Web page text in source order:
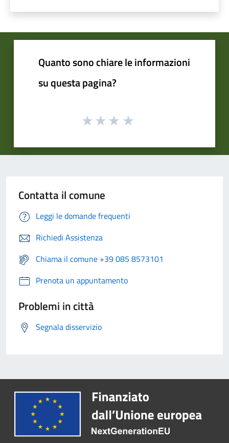
Quanto sono chiare le informazioni
su questa pagina?
Contatta il comune
Leggi le domande frequenti
Richiedi Assistenza
Chiama il comune +39 085 8573101
Prenota un appuntamento
Problemi in città
Segnala disservizio